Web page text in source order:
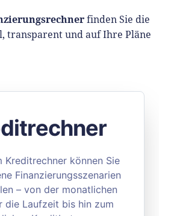
finden Sie die
transparent und auf Ihre Pläne